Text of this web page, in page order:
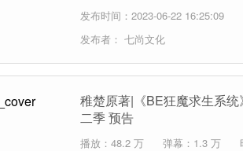
发布时间：2023-06-22 16:25:09
发布者： 七尚文化
稚楚原著|《BE狂魔求生系统
二季 预告
播放：48.2 万 弹幕：1.3 万